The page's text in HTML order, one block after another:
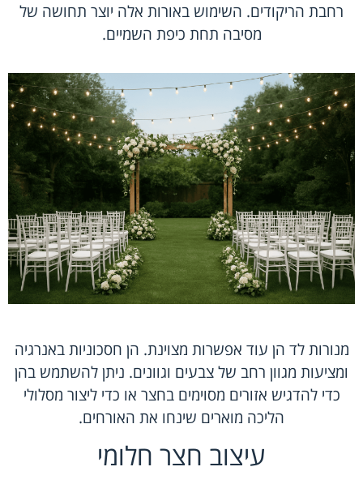
רחבת הריקודים. השימוש באורות אלה יוצר תחושה של
מסיבה תחת כיפת השמיים.
מנורות לד הן עוד אפשרות מצוינת. הן חסכוניות באנרגיה
ומציעות מגוון רחב של צבעים וגוונים. ניתן להשתמש בהן
כדי להדגיש אזורים מסוימים בחצר או כדי ליצור מסלולי
הליכה מוארים שינחו את האורחים.
עיצוב חצר חלומי